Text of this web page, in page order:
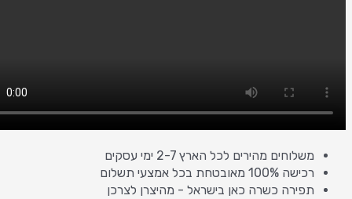
משלוחים מהירים לכל הארץ 2-7 ימי עסקים
רכישה 100% מאובטחת בכל אמצעי תשלום
תפירה כשרה כאן בישראל - מהיצרן לצרכן